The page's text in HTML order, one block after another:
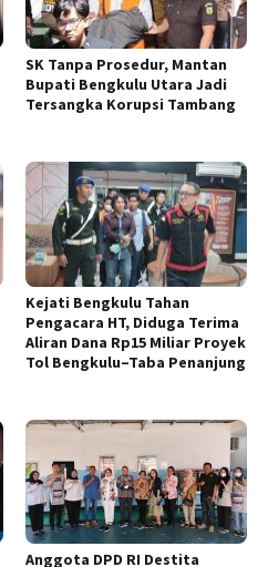
SK Tanpa Prosedur, Mantan
Bupati Bengkulu Utara Jadi
Tersangka Korupsi Tambang
Kejati Bengkulu Tahan
Pengacara HT, Diduga Terima
Aliran Dana Rp15 Miliar Proyek
Tol Bengkulu–Taba Penanjung
Anggota DPD RI Destita